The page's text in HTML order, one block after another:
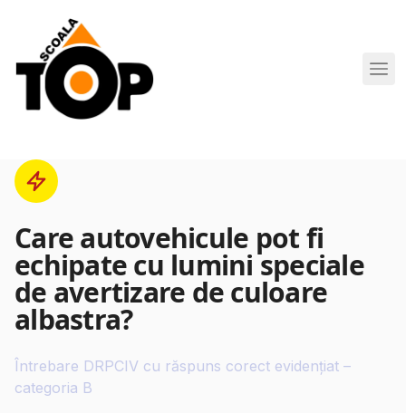
Scoala de Soferi TOP navigation
Care autovehicule pot fi
echipate cu lumini speciale
de avertizare de culoare
albastra?
Întrebare DRPCIV cu răspuns corect evidențiat –
categoria B